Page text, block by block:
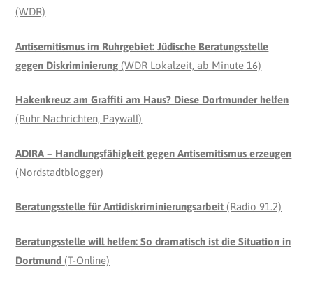
(WDR)
Antisemitismus im Ruhrgebiet: Jüdische Beratungsstelle
gegen Diskriminierung (WDR Lokalzeit, ab Minute 16)
Hakenkreuz am Graffiti am Haus? Diese Dortmunder helfen
(Ruhr Nachrichten, Paywall)
ADIRA – Handlungsfähigkeit gegen Antisemitismus erzeugen
(Nordstadtblogger)
Beratungsstelle für Antidiskriminierungsarbeit (Radio 91.2)
Beratungsstelle will helfen: So dramatisch ist die Situation in
Dortmund (T-Online)